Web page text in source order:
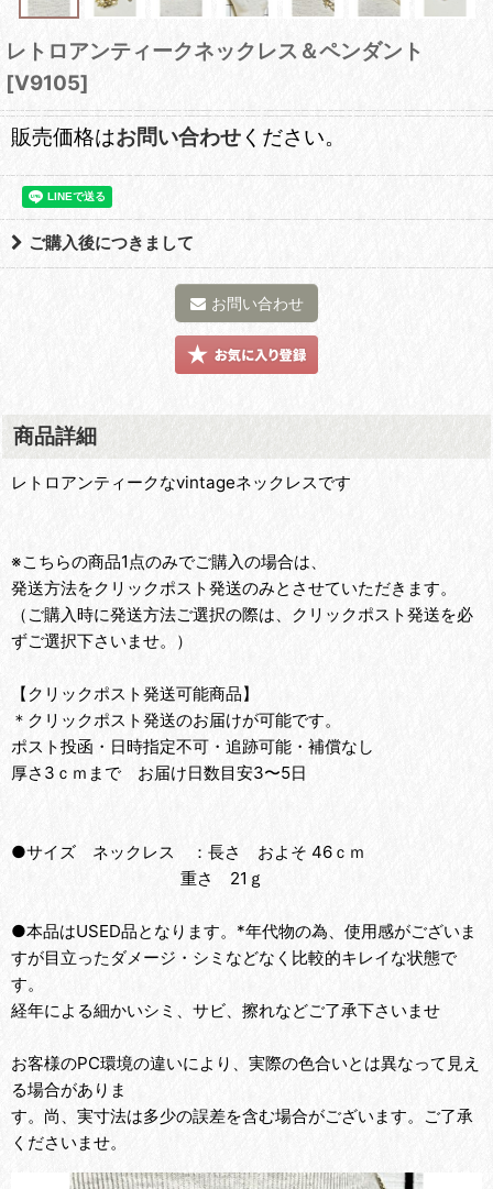
レトロアンティークネックレス＆ペンダント
[V9105]
販売価格はお問い合わせ ください。
ご購入後につきまして
お問い合わせ
商品詳細
レトロアンティークなvintageネックレスです
※こちらの商品1点のみでご購入の場合は、
発送方法をクリックポスト発送のみとさせていただきます。
（ご購入時に発送方法ご選択の際は、クリックポスト発送を必
ずご選択下さいませ。）
【クリックポスト発送可能商品】
＊クリックポスト発送のお届けが可能です。
ポスト投函・日時指定不可・追跡可能・補償なし
厚さ3ｃｍまで お届け日数目安3〜5日
●サイズ ネックレス ：長さ およそ 46ｃｍ
重さ 21ｇ
●本品はUSED品となります。*年代物の為、使用感がございま
すが目立ったダメージ・シミなどなく比較的キレイな状態で
す。
経年による細かいシミ、サビ、擦れなどご了承下さいませ
お客様のPC環境の違いにより、実際の色合いとは異なって見え
る場合がありま
す。尚、実寸法は多少の誤差を含む場合がございます。ご了承
くださいませ。